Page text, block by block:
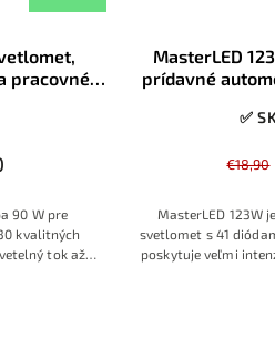
pracovné
90 W pre
kvalitných
tok až
MasterLED
prídavné
✅
€18,90
MasterLED 123W
svetlomet s 41
poskytuje veľmi